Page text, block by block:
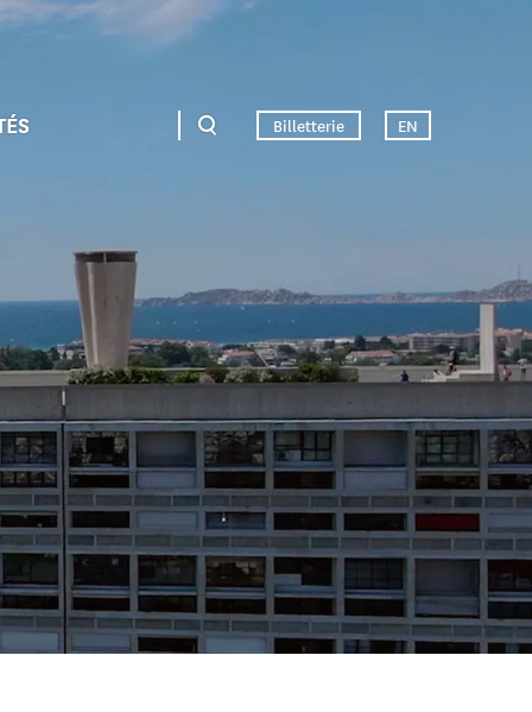
Billetterie EN